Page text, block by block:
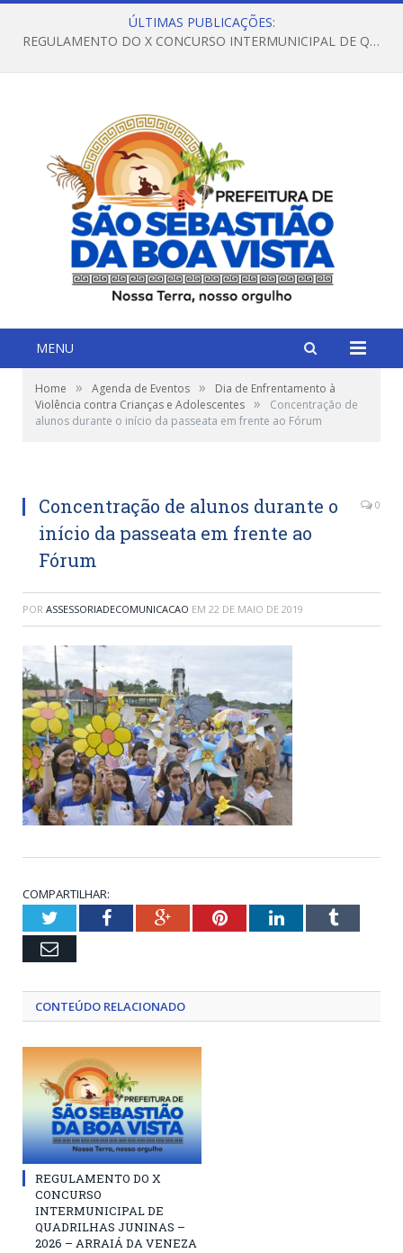
ÚLTIMAS PUBLICAÇÕES:
REGULAMENTO DO X CONCURSO INTERMUNICIPAL DE QUADRILHAS JUNINAS – 2026 – ARRAIÁ DA VENEZA
MENU
Home » Agenda de Eventos »
Dia de Enfrentamento à
Violência contra Crianças e Adolescentes »
Concentração de
alunos durante o início da passeata em frente ao Fórum
Concentração de alunos durante o
início da passeata em frente ao
Fórum
0
POR ASSESSORIADECOMUNICACAO EM 22 DE MAIO DE 2019
COMPARTILHAR:
TwitterFacebookGoogle+PinterestLinkedInTumblr
Email
CONTEÚDO RELACIONADO
REGULAMENTO DO X
CONCURSO
INTERMUNICIPAL DE
QUADRILHAS JUNINAS –
2026 – ARRAIÁ DA VENEZA